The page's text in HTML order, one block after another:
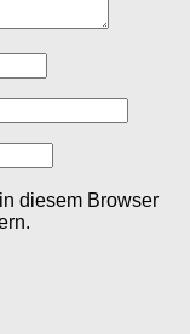
diesem Browser